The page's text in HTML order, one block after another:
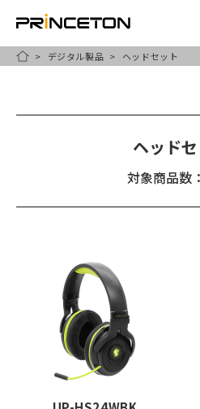
HOMEデジタル製品 ヘッドセット
ヘッド
対象商品数